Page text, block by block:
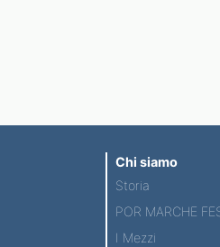
Chi siamo
Storia
POR MARCHE
I Mezzi